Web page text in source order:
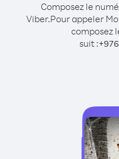
Composez le
Viber.Pour appeler
composez
suit :+976